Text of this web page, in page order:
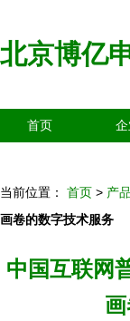
北京博亿
首页
当前位置： 首页 > 产
画卷的数字技术服务
中国互联网